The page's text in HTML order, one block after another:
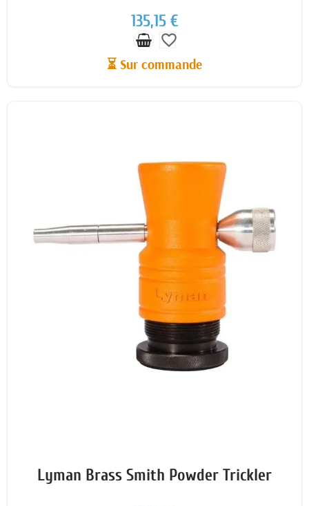
135,15 €
favorite_border
⏳ Sur commande
Lyman Brass Smith Powder Trickler